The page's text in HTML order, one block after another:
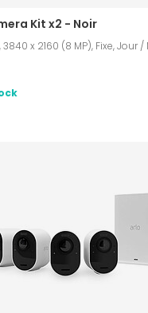
Kit x2 - Noir
x 2160 (8 MP), Fixe, Jour /